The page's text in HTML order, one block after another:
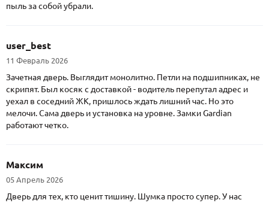
пыль за собой убрали.
user_best
11 Февраль 2026
Зачетная дверь. Выглядит монолитно. Петли на подшипниках, не
скрипят. Был косяк с доставкой - водитель перепутал адрес и
уехал в соседний ЖК, пришлось ждать лишний час. Но это
мелочи. Сама дверь и установка на уровне. Замки Gardian
работают четко.
Максим
05 Апрель 2026
Дверь для тех, кто ценит тишину. Шумка просто супер. У нас